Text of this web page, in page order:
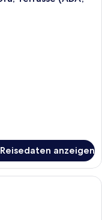
anzeigen
mit Bett,